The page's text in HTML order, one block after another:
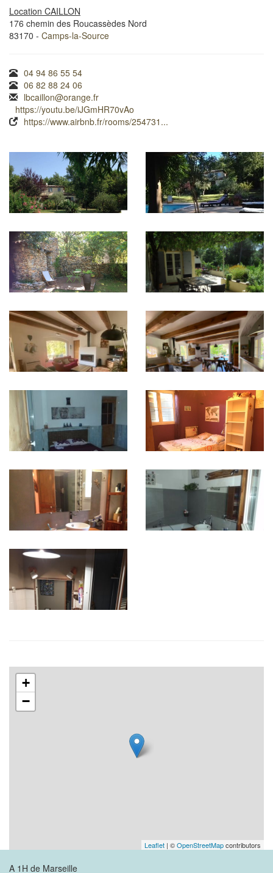
Location CAILLON
176 chemin des Roucassèdes Nord
83170 - Camps-la-Source
04 94 86 55 54
06 82 88 24 06
lbcaillon@orange.fr
https://youtu.be/iJGmHR70vAo
https://www.airbnb.fr/rooms/254731...
+
−
Leaflet | ©OpenStreetMapcontributors
A 1H de Marseille